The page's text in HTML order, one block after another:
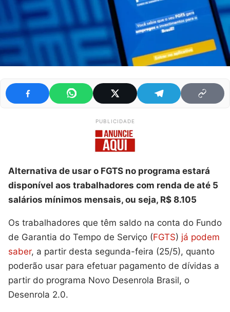
PUBLICIDADE
Alternativa de usar o FGTS no programa estará
disponível aos trabalhadores com renda de até 5
salários mínimos mensais, ou seja, R$ 8.105
Os trabalhadores que têm saldo na conta do Fundo
de Garantia do Tempo de Serviço (FGTS) já podem
saber, a partir desta segunda-feira (25/5), quanto
poderão usar para efetuar pagamento de dívidas a
partir do programa Novo Desenrola Brasil, o
Desenrola 2.0.